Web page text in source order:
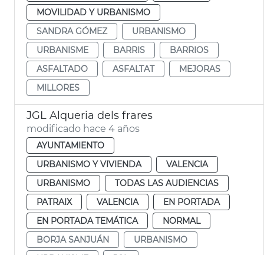
MOVILIDAD Y URBANISMO
SANDRA GÓMEZ
URBANISMO
URBANISME
BARRIS
BARRIOS
ASFALTADO
ASFALTAT
MEJORAS
MILLORES
JGL Alqueria dels frares
modificado hace 4 años
AYUNTAMIENTO
URBANISMO Y VIVIENDA
VALENCIA
URBANISMO
TODAS LAS AUDIENCIAS
PATRAIX
VALENCIA
EN PORTADA
EN PORTADA TEMÁTICA
NORMAL
BORJA SANJUÁN
URBANISMO